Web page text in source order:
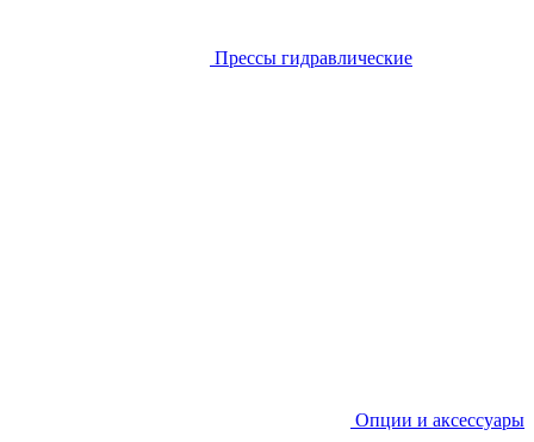
Прессы гидравлические
Опции и аксессуары